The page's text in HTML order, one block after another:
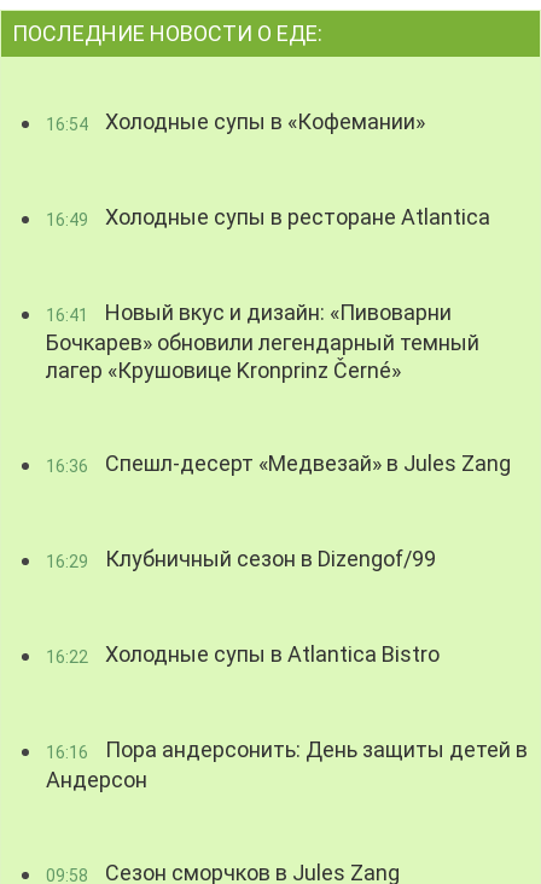
ПОСЛЕДНИЕ НОВОСТИ О ЕДЕ:
16:54 Холодные супы в «Кофемании»
16:49 Холодные супы в ресторане Atlantica
16:41
Новый вкус и дизайн: «Пивоварни
Бочкарев» обновили легендарный темный
лагер «Крушовице Kronprinz Černé»
16:36 Спешл-десерт «Медвезай» в Jules Zang
16:29 Клубничный сезон в Dizengof/99
16:22 Холодные супы в Atlantica Bistro
16:16
Пора андерсонить: День защиты детей в
Андерсон
09:58 Сезон сморчков в Jules Zang